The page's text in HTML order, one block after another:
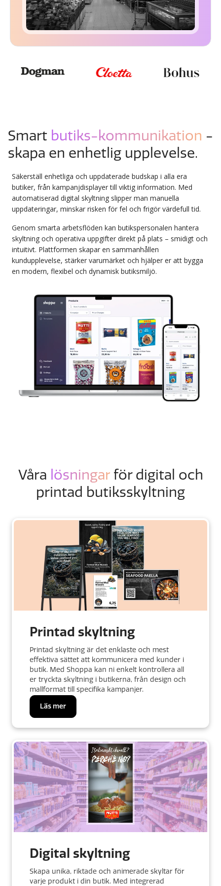
Smart butiks-kommunikation -
skapa en enhetlig upplevelse.
Säkerställ enhetliga och uppdaterade budskap i alla era
butiker, från kampanjdisplayer till viktig information. Med
automatiserad digital skyltning slipper man manuella
uppdateringar, minskar risken för fel och frigör värdefull tid.
Genom smarta arbetsflöden kan butikspersonalen hantera
skyltning och operativa uppgifter direkt på plats – smidigt och
intuitivt. Plattformen skapar en sammanhållen
kundupplevelse, stärker varumärket och hjälper er att bygga
en modern, flexibel och dynamisk butiksmiljö.
Våra lösningarför digital och
printad butiksskyltning
Printad skyltning
Printad skyltning är det enklaste och mest
effektiva sättet att kommunicera med kunder i
butik. Med Shoppa kan ni enkelt kontrollera all
er tryckta skyltning i butikerna, från design och
mallformat till specifika kampanjer.
Läs mer
Digital skyltning
Skapa unika, riktade och animerade skyltar för
varje produkt i din butik. Med integrerad